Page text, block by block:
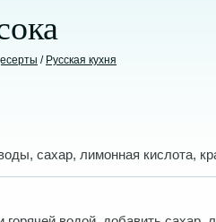
/ Русская кухня
сахар, лимонная кислота,